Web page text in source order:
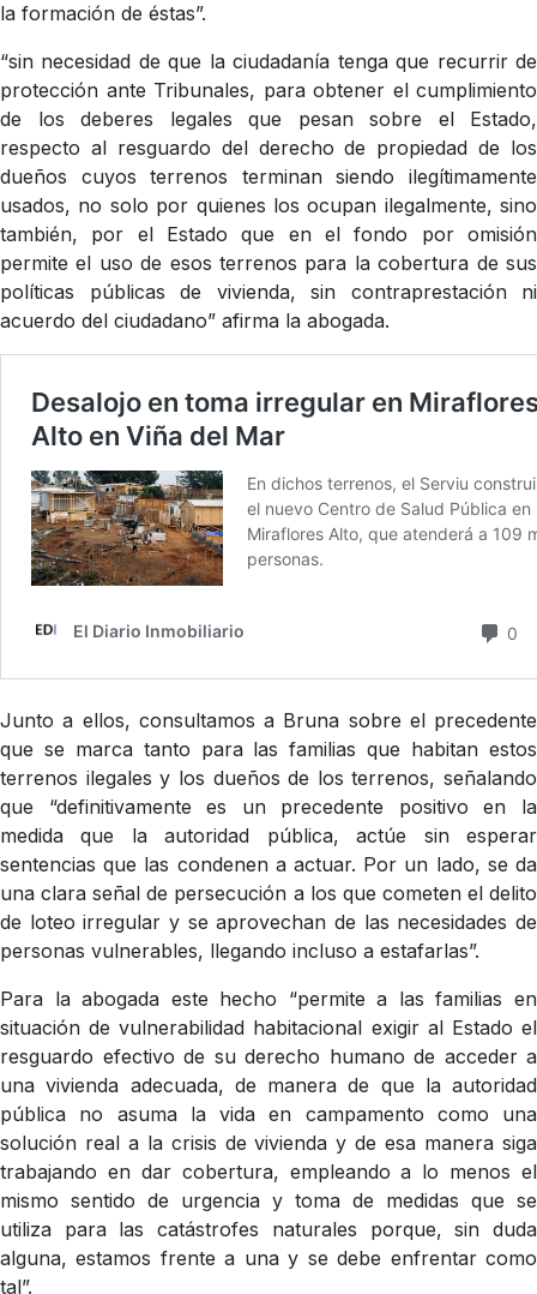
la formación de éstas”.
“sin necesidad de que la ciudadanía tenga que recurrir de
protección ante Tribunales, para obtener el cumplimiento
de los deberes legales que pesan sobre el Estado,
respecto al resguardo del derecho de propiedad de los
dueños cuyos terrenos terminan siendo ilegítimamente
usados, no solo por quienes los ocupan ilegalmente, sino
también, por el Estado que en el fondo por omisión
permite el uso de esos terrenos para la cobertura de sus
políticas públicas de vivienda, sin contraprestación ni
acuerdo del ciudadano” afirma la abogada.
Junto a ellos, consultamos a Bruna sobre el precedente
que se marca tanto para las familias que habitan estos
terrenos ilegales y los dueños de los terrenos, señalando
que “definitivamente es un precedente positivo en la
medida que la autoridad pública, actúe sin esperar
sentencias que las condenen a actuar. Por un lado, se da
una clara señal de persecución a los que cometen el delito
de loteo irregular y se aprovechan de las necesidades de
personas vulnerables, llegando incluso a estafarlas”.
Para la abogada este hecho “permite a las familias en
situación de vulnerabilidad habitacional exigir al Estado el
resguardo efectivo de su derecho humano de acceder a
una vivienda adecuada, de manera de que la autoridad
pública no asuma la vida en campamento como una
solución real a la crisis de vivienda y de esa manera siga
trabajando en dar cobertura, empleando a lo menos el
mismo sentido de urgencia y toma de medidas que se
utiliza para las catástrofes naturales porque, sin duda
alguna, estamos frente a una y se debe enfrentar como
tal”.